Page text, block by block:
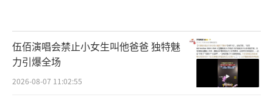
伍佰演唱会禁止小女生叫他爸爸 独特魅
力引爆全场
2026-08-07 11:02:55